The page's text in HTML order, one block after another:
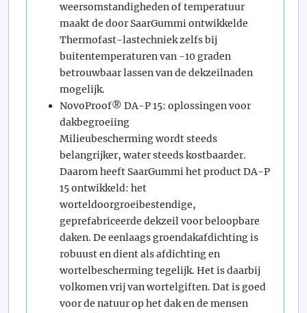
weersomstandigheden of temperatuur
maakt de door SaarGummi ontwikkelde
Thermofast-lastechniek zelfs bij
buitentemperaturen van -10 graden
betrouwbaar lassen van de dekzeilnaden
mogelijk.
NovoProof® DA-P 15: oplossingen voor
dakbegroeiing
Milieubescherming wordt steeds
belangrijker, water steeds kostbaarder.
Daarom heeft SaarGummi het product DA-P
15 ontwikkeld: het
worteldoorgroeibestendige,
geprefabriceerde dekzeil voor beloopbare
daken. De eenlaags groendakafdichting is
robuust en dient als afdichting en
wortelbescherming tegelijk. Het is daarbij
volkomen vrij van wortelgiften. Dat is goed
voor de natuur op het dak en de mensen